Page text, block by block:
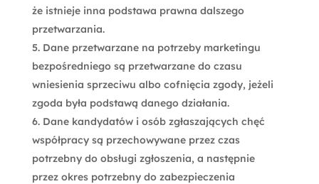
że istnieje inna podstawa prawna dalszego
przetwarzania.
Dane przetwarzane na potrzeby marketingu
bezpośredniego są przetwarzane do czasu
wniesienia sprzeciwu albo cofnięcia zgody, jeżeli
zgoda była podstawą danego działania.
Dane kandydatów i osób zgłaszających chęć
współpracy są przechowywane przez czas
potrzebny do obsługi zgłoszenia, a następnie
przez okres potrzebny do zabezpieczenia